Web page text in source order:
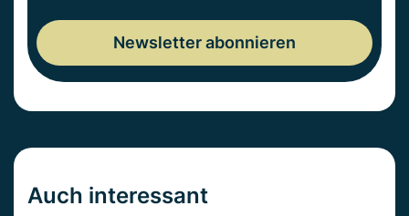
Auch interessant